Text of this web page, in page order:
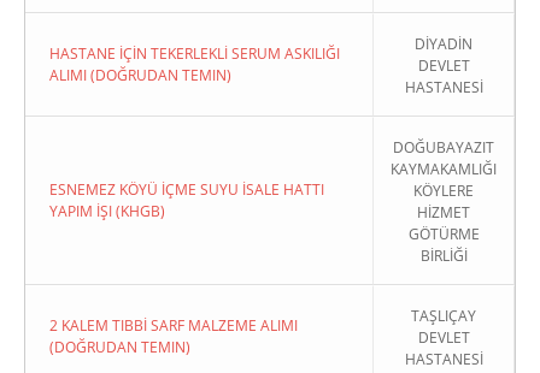
KHGB
HASTANE İÇİN TEKERLEKLİ SERUM ASKILIĞI
ALIMI (DOĞRUDAN TEMIN)
DİYADİN
DEVLET
HASTANESİ
ESNEMEZ KÖYÜ İÇME SUYU İSALE HATTI
YAPIM İŞI (KHGB)
DOĞUBAYAZIT
KAYMAKAMLIĞI
KÖYLERE
HİZMET
GÖTÜRME
BİRLİĞİ
2 KALEM TIBBİ SARF MALZEME ALIMI
(DOĞRUDAN TEMIN)
TAŞLIÇAY
DEVLET
HASTANESİ